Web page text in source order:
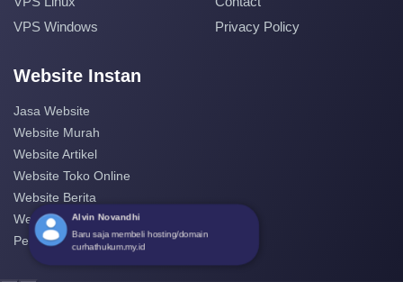
VPS Windows
Privacy Policy
Website Instan
Jasa Website
Website Murah
Website Artikel
Website Toko Online
Website Berita
Website Perusahaan
Pembuatan Website
Alvin Novandhi
Baru saja membeli hosting/domain
curhathukum.my.id